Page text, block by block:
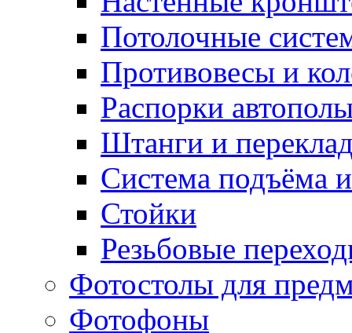
Потолочные
Противовесы и
Распорки
Штанги и
Система подъёма
Стойки
Резьбовые
Фотостолы для
Фотофоны